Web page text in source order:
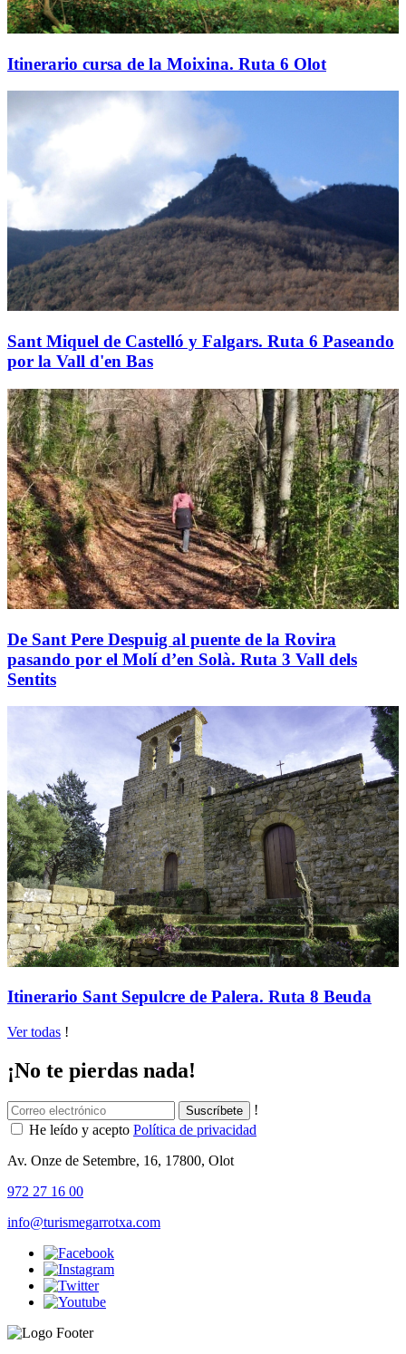
Itinerario cursa de la Moixina. Ruta 6 Olot
Sant Miquel de Castelló y Falgars. Ruta 6 Paseando
por la Vall d'en Bas
De Sant Pere Despuig al puente de la Rovira
pasando por el Molí d’en Solà. Ruta 3 Vall dels
Sentits
Itinerario Sant Sepulcre de Palera. Ruta 8 Beuda
Ver todas !
¡No te pierdas nada!
!
He leído y acepto Política de privacidad
Av. Onze de Setembre, 16, 17800, Olot
972 27 16 00
info@turismegarrotxa.com